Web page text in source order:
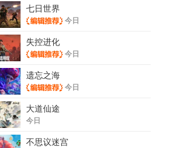
七日世界
今日
失控进化
今日
遗忘之海
今日
大道仙途
今日
不思议迷宫